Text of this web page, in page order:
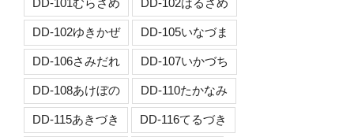
DD-102ゆきかぜ DD-105いなづま
DD-106さみだれ DD-107いかづち
DD-108あけぼの DD-110たかなみ
DD-115あきづき DD-116てるづき